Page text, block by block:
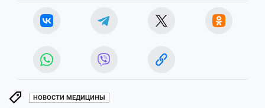
НОВОСТИ МЕДИЦИНЫ